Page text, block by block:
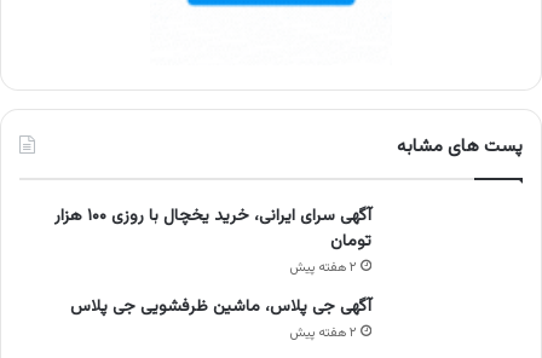
پست های مشابه
آگهی سرای ایرانی، خرید یخچال با روزی ۱۰۰ هزار
تومان
۲ هفته پیش
آگهی جی پلاس، ماشین ظرفشویی جی پلاس
۲ هفته پیش